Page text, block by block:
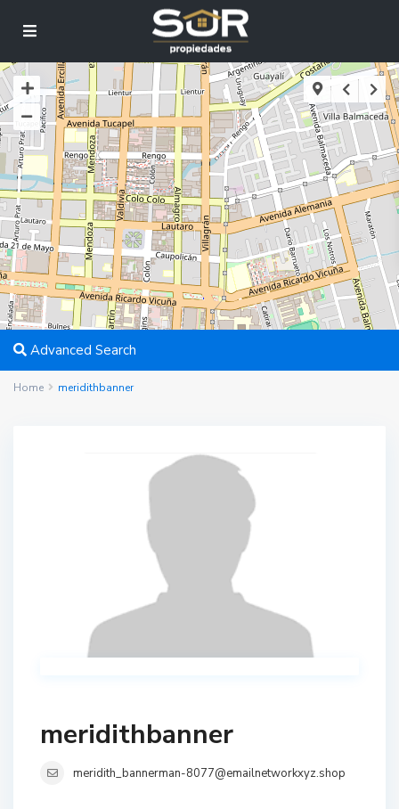
Advanced Search
Home meridithbanner
meridithbanner
meridith_bannerman-8077@emailnetworkxyz.shop